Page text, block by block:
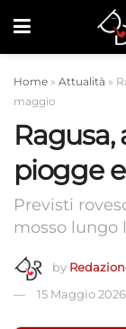
Home » Attualità »
maggio
Ragusa,
piogge
Previsti
mosso lungo
by
15 Maggio 2026